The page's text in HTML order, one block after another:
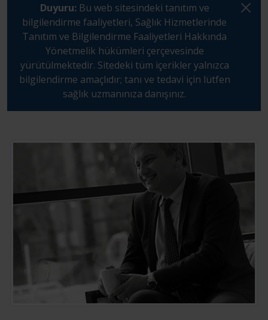
Duyuru: Bu web sitesindeki tanıtım ve
bilgilendirme faaliyetleri, Sağlık Hizmetlerinde
Tanıtım ve Bilgilendirme Faaliyetleri Hakkında
Yönetmelik hükümleri çerçevesinde
yürütülmektedir. Sitedeki tüm içerikler yalnızca
bilgilendirme amaçlıdır; tanı ve tedavi için lütfen
sağlık uzmanınıza danışınız.